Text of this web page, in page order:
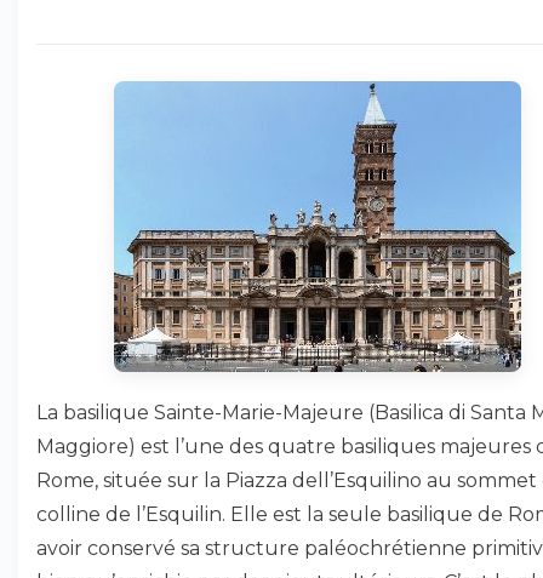
La basilique Sainte-Marie-Majeure (Basilica di Santa
Maggiore) est l’une des quatre basiliques majeures
Rome, située sur la Piazza dell’Esquilino au sommet
colline de l’Esquilin. Elle est la seule basilique de
avoir conservé sa structure paléochrétienne